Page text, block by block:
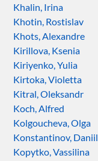
Khalin, Irina
Khotin, Rostislav
Khots, Alexandre
Kirillova, Ksenia
Kiriyenko, Yulia
Kirtoka, Violetta
Kitral, Oleksandr
Koch, Alfred
Kolgoucheva, Olga
Konstantinov, Daniil
Kopytko, Vassilina